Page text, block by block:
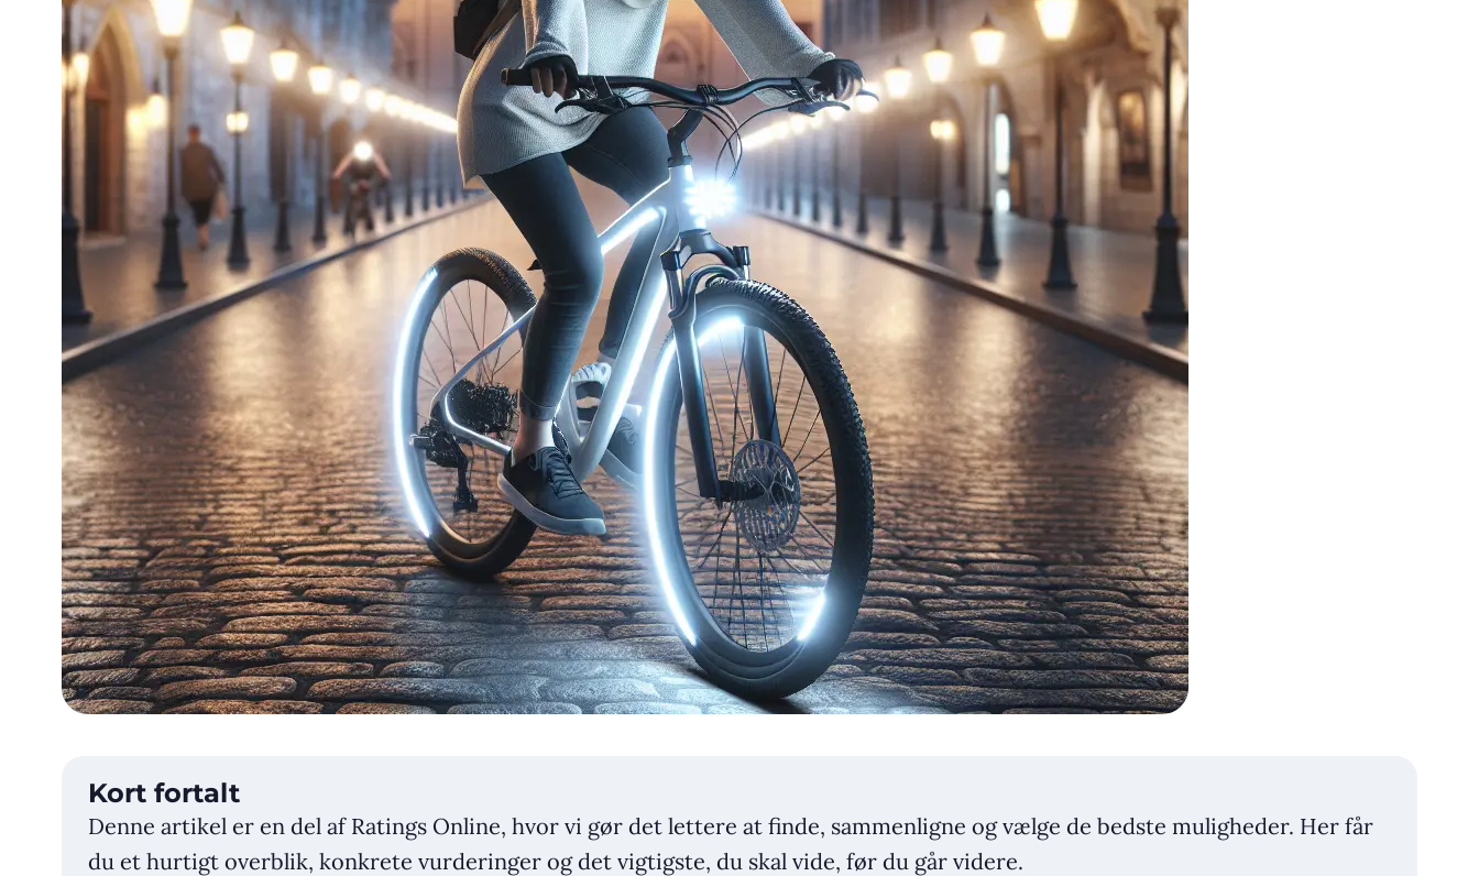
Kort fortalt
Denne artikel er en del af Ratings Online, hvor vi gør det lettere at finde, sammenligne og vælge de bedste muligheder. Her får
du et hurtigt overblik, konkrete vurderinger og det vigtigste, du skal vide, før du går videre.